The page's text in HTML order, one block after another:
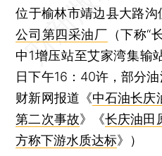
位于榆林市靖边县大路
公司第四采油厂 （下称“
中1增压站至艾家湾集输
日下午16：40许，部分
财新网报道《中石油长庆
第二次事故》《长庆油田
方称下游水质达标》）